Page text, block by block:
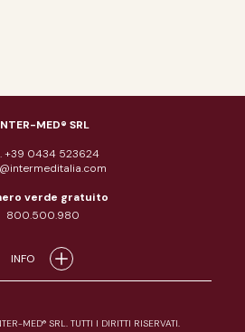
MED® SRL
+39 0434 523624
verde gratuito
800.500.980
INFO
MED® SRL. TUTTI I DIRITTI RISERVATI.